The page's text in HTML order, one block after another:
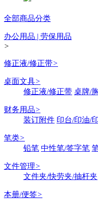
全部商品分类
办公用品 | 劳保用品
>
修正液/修正带>
桌面文具>
修正液/修正带 桌牌/
财务用品>
装订附件 印台/印油/
笔类>
铅笔 中性笔/签字笔
文件管理>
文件夹/快劳夹/抽杆夹
本册/便签>